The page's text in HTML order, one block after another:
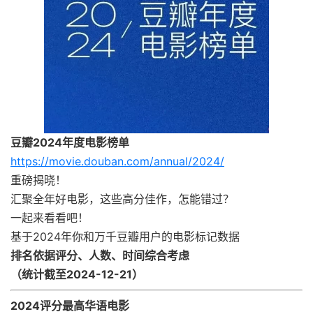
豆瓣2024年度电影榜单
https://movie.douban.com/annual/2024/
重磅揭晓！
汇聚全年好电影，这些高分佳作，怎能错过？
一起来看看吧！
基于2024年你和万千豆瓣用户的电影标记数据
排名依据评分、人数、时间综合考虑
（统计截至2024-12-21）
2024评分最高华语电影